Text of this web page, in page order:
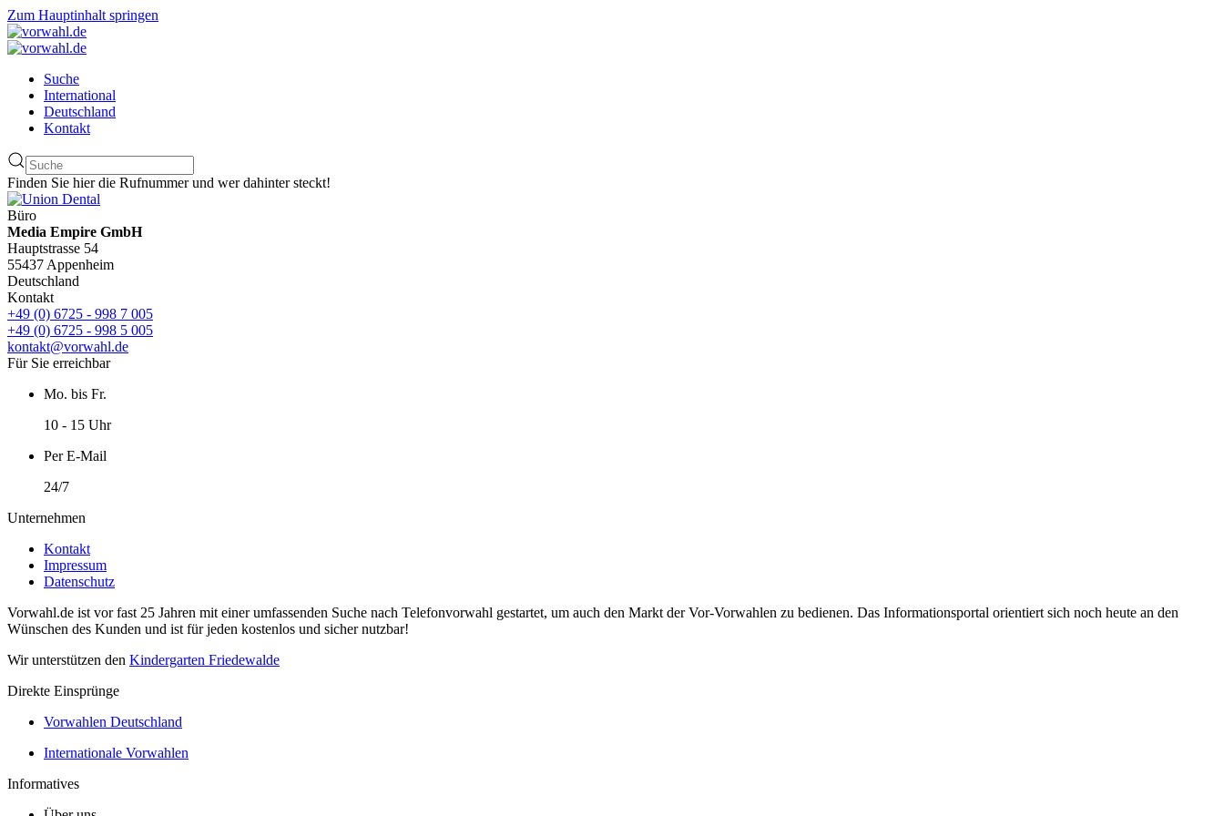
Zum Hauptinhalt springen
Suche
International
Deutschland
Kontakt
Finden Sie hier die Rufnummer und wer dahinter steckt!
Büro
Media Empire GmbH
Hauptstrasse 54
55437 Appenheim
Deutschland
Kontakt
+49 (0) 6725 - 998 7 005
+49 (0) 6725 - 998 5 005
kontakt@vorwahl.de
Für Sie erreichbar
Mo. bis Fr.
10 - 15 Uhr
Per E-Mail
24/7
Unternehmen
Kontakt
Impressum
Datenschutz
Vorwahl.de ist vor fast 25 Jahren mit einer umfassenden Suche nach Telefonvorwahl gestartet, um auch den Markt der Vor-Vorwahlen zu bedienen. Das Informationsportal orientiert sich noch heute an den
Wünschen des Kunden und ist für jeden kostenlos und sicher nutzbar!
Wir unterstützen den Kindergarten Friedewalde
Direkte Einsprünge
Vorwahlen Deutschland
Internationale Vorwahlen
Informatives